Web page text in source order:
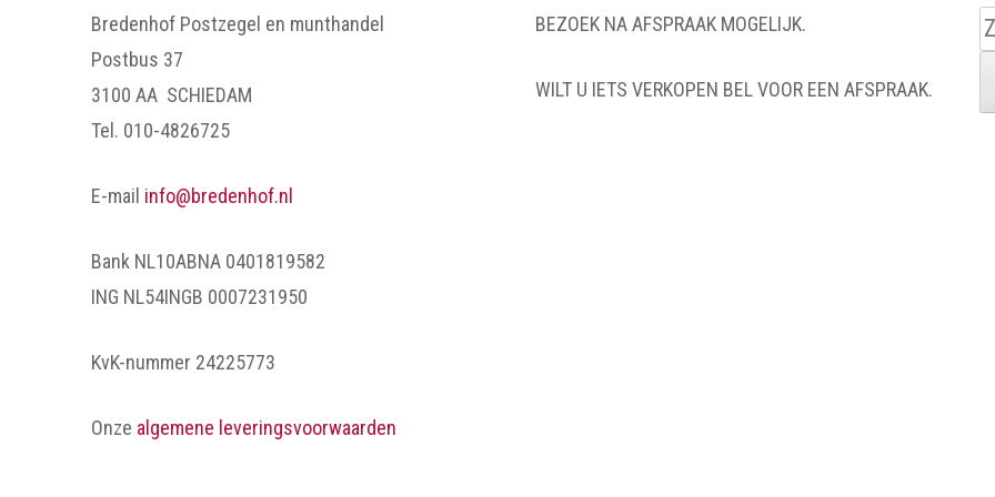
Bredenhof Postzegel en munthandel
Postbus 37
3100 AA SCHIEDAM
Tel. 010-4826725
E-mail info@bredenhof.nl
Bank NL10ABNA 0401819582
ING NL54INGB 0007231950
KvK-nummer 24225773
Onze algemene leveringsvoorwaarden
BEZOEK NA AFSPRAAK MOGELIJK.
WILT U IETS VERKOPEN BEL VOOR EEN AFSPRAAK.